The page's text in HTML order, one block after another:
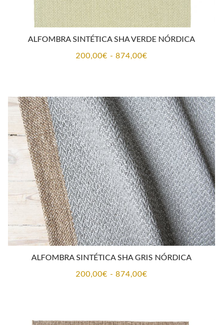
ALFOMBRA SINTÉTICA SHA VERDE NÓRDICA
200,00€ - 874,00€Rango
desde
200,00€
hasta
874,00€
ALFOMBRA SINTÉTICA SHA GRIS NÓRDICA
200,00€ - 874,00€Rango